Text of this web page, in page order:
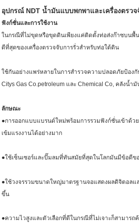
อุปกรณ์ NDT น้ำมันแบบพกพาและเครื่องตรว
ฟังก์ชั่นและการใช้งาน
ในกรณีที่ไม่ขุดหรือขุดดินเพียงแค่ติดตั้งท่อส่งก๊าซบนพื้
ดีที่สุดของเครื่องตรวจจับการรั่วสำหรับท่อใต้ดิน
ใช้กันอย่างแพร่หลายในการสำรวจความปลอดภัยป้อง
Citys Gas Co.petroleum และ Chemical Co, คลังน้
ลักษณะ
●การออกแบบแบรนด์ใหม่พร้อมการรวมฟังก์ชั่นเข้าด้
เข้มแรงงานได้อย่างมาก
●ใช้เซ็นเซอร์และปั๊มลมที่ทันสมัยที่สุดในโลกมันมีข้อดี
●ใช้วงจรรวมขนาดใหญ่มาตรฐานจอแสดงผลดิจิตอล
ขึ้น
●ความไวสูงและตัวเลือกที่ดีในกรณีที่ไม่เจาะก็สามาร